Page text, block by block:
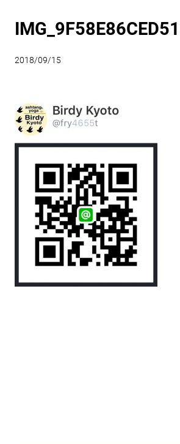
2018/09/15